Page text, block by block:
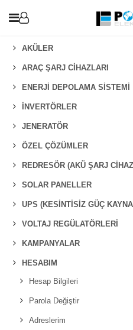
Araç Şarj Cihazları
İnvertörler
Solar Paneller
Voltaj Regülatörleri
Blog
Teklif al
AKÜLER
ARAÇ ŞARJ CIHAZLARI
ENERJI DEPOLAMA SISTEMI
İNVERTÖRLER
JENERATÖR
ÖZEL ÇÖZÜMLER
REDRESÖR (AKÜ ŞARJ
SOLAR PANELLER
UPS (KESINTISIZ GÜÇ
VOLTAJ REGÜLATÖRLERI
KAMPANYALAR
HESABIM
Hesap Bilgileri
Parola Değiştir
Adreslerim